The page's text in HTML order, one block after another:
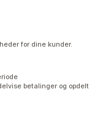
for dine kunder.
betalinger og opdelt